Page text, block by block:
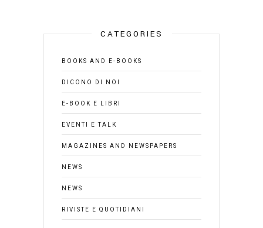
CATEGORIES
BOOKS AND E-BOOKS
DICONO DI NOI
E-BOOK E LIBRI
EVENTI E TALK
MAGAZINES AND NEWSPAPERS
NEWS
NEWS
RIVISTE E QUOTIDIANI